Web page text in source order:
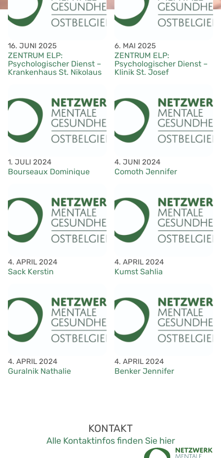
16. JUNI 2025
ZENTRUM ELP:
Psychologischer Dienst –
Krankenhaus St. Nikolaus
6. MAI 2025
ZENTRUM ELP:
Psychologischer Dienst –
Klinik St. Josef
1. JULI 2024
Bourseaux Dominique
4. JUNI 2024
Comoth Jennifer
4. APRIL 2024
Sack Kerstin
4. APRIL 2024
Kumst Sahlia
4. APRIL 2024
Guralnik Nathalie
4. APRIL 2024
Benker Jennifer
KONTAKT
Alle Kontaktinfos finden Sie hier